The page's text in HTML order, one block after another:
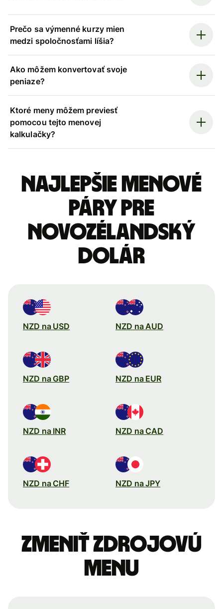
Prečo sa výmenné kurzy mien
medzi spoločnosťami líšia?
Ako môžem konvertovať svoje
peniaze?
Ktoré meny môžem previesť
pomocou tejto menovej
kalkulačky?
Najlepšie menové
páry pre
Novozélandský
dolár
NZD na USD NZD na AUD
NZD na GBP NZD na EUR
NZD na INR NZD na CAD
NZD na CHF NZD na JPY
Zmeniť zdrojovú
menu